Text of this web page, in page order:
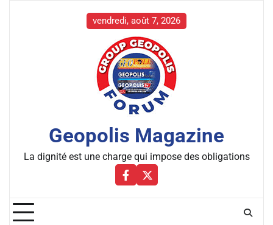
vendredi, août 7, 2026
Geopolis Magazine
La dignité est une charge qui impose des obligations
Facebbok
X